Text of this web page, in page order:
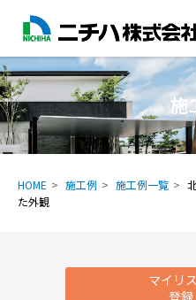
施
HOME 施工例 施工例一覧
た外観
マイリ
登録